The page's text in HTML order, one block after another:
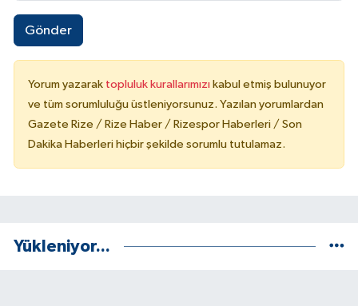
Gönder
Yorum yazarak topluluk kurallarımızı kabul etmiş bulunuyor
ve tüm sorumluluğu üstleniyorsunuz. Yazılan yorumlardan
Gazete Rize / Rize Haber / Rizespor Haberleri / Son
Dakika Haberleri hiçbir şekilde sorumlu tutulamaz.
Yükleniyor...